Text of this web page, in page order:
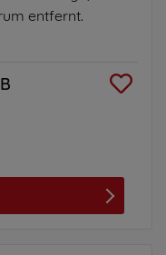
entfernt.